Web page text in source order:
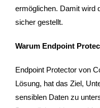
ermöglichen. Damit wird
sicher gestellt.
Warum Endpoint
Endpoint Protector von
Lösung, hat das Ziel,
sensiblen Daten zu